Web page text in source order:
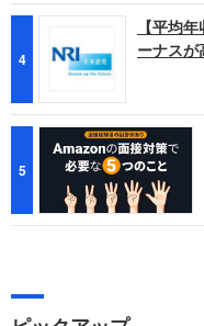
4
【平均
ーナスが
5